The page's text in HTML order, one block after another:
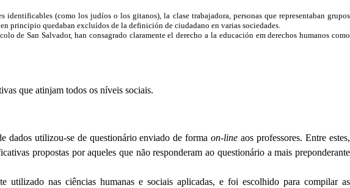
(como los judíos o los gitanos), la clase trabajadora, personas que representaban grupos
principio quedaban excluídos de la definición de ciudadano en varias sociedades.
de San Salvador, han consagrado claramente el derecho a la educación em derechos humanos como
que atinjam todos os níveis sociais.
dados utilizou-se de questionário enviado de formaon-lineaos professores. Entre estes,
propostas por aqueles que não responderam ao questionário a mais preponderante
nas ciências humanas e sociais aplicadas, e foi escolhido para compilar as